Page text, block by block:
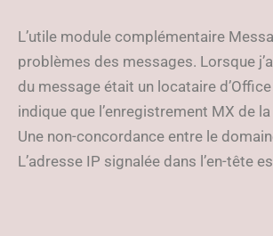
L’utile module complémentaire
problèmes des messages. Lorsque
du message était un locataire
indique que l’enregistrement MX de
Une non-concordance entre le
L’adresse IP signalée dans l’en-tête